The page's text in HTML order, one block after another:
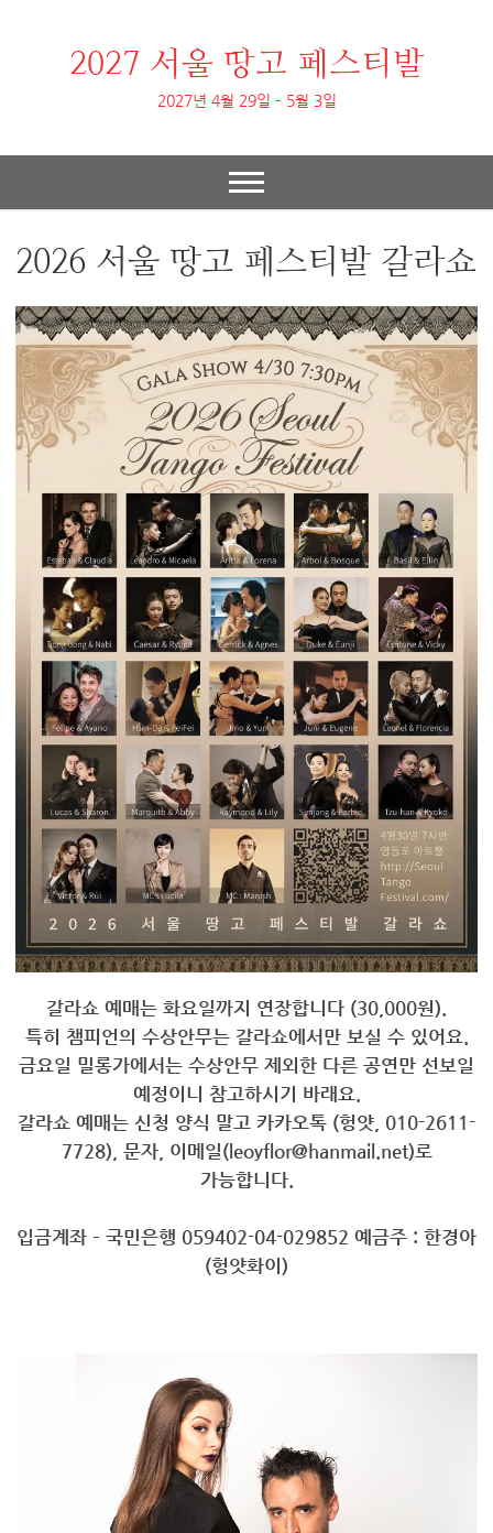
2027 서울 땅고 페스티발
2027년 4월 29일 – 5월 3일
2026 서울 땅고 페스티발 갈라쇼
갈라쇼 예매는 화요일까지 연장합니다 (30,000원).
특히 챔피언의 수상안무는 갈라쇼에서만 보실 수 있어요.
금요일 밀롱가에서는 수상안무 제외한 다른 공연만 선보일
예정이니 참고하시기 바래요.
갈라쇼 예매는 신청 양식 말고 카카오톡 (헝얏, 010-2611-
7728), 문자, 이메일(leoyflor@hanmail.net)로
가능합니다.
입금계좌 – 국민은행 059402-04-029852 예금주 : 한경아
(헝얏화이)